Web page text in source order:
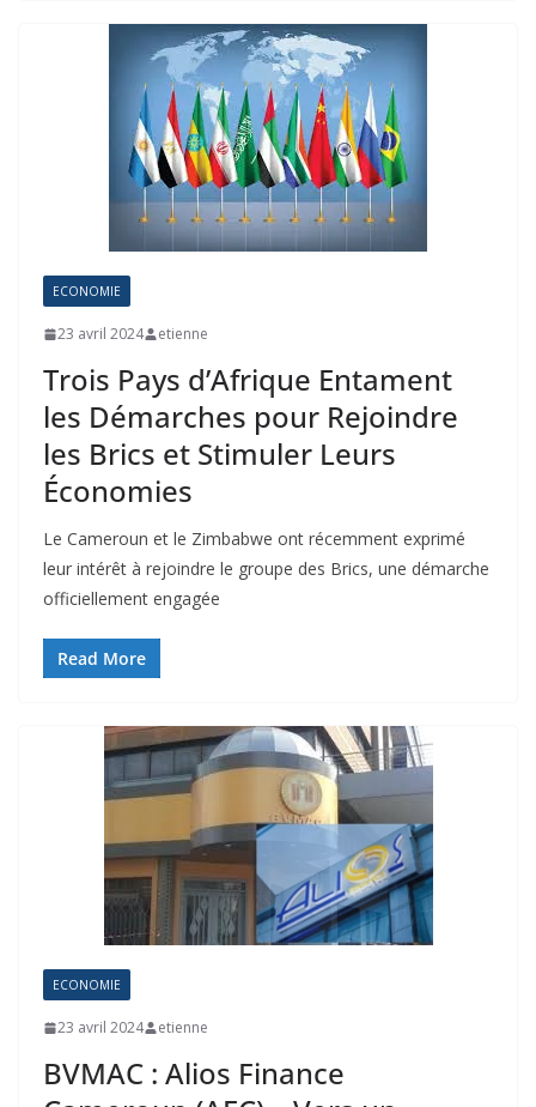
ECONOMIE
23 avril 2024 etienne
Trois Pays d’Afrique Entament
les Démarches pour Rejoindre
les Brics et Stimuler Leurs
Économies
Le Cameroun et le Zimbabwe ont récemment exprimé
leur intérêt à rejoindre le groupe des Brics, une démarche
officiellement engagée
Read More
ECONOMIE
23 avril 2024 etienne
BVMAC : Alios Finance